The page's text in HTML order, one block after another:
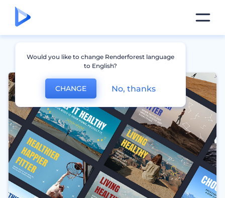
Would you like to change Renderforest language
to English?
CHANGE No, thanks